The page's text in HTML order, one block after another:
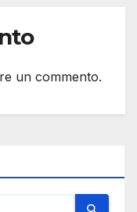
un commento.